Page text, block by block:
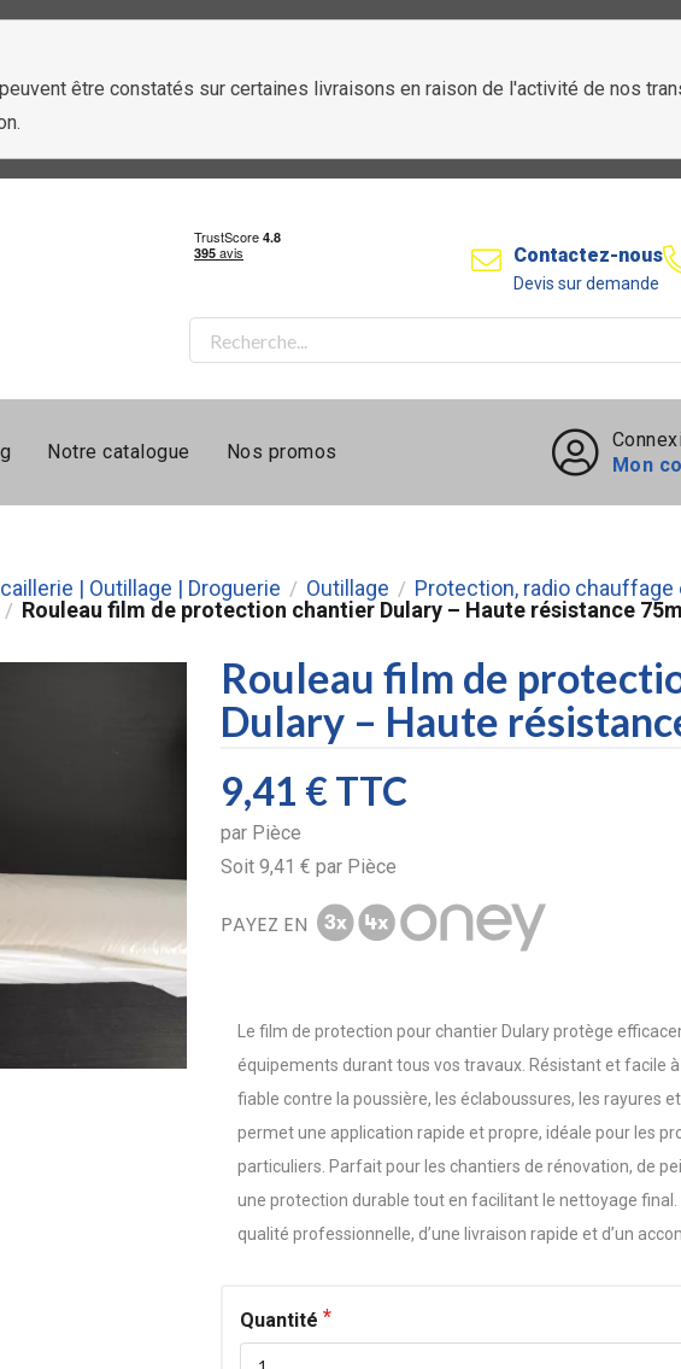
être constatés sur certaines livraisons en raison de l'activité de nos
Contactez-nous
Devis sur demande
Notre catalogue Nos promos
Mon
| Outillage | Droguerie / Outillage / Protection, radio
/ Rouleau film de protection chantier Dulary – Haute résistance
Rouleau film de
Dulary – Haute
9,41 €TTC
par Pièce
Soit9,41 € par Pièce
PAYEZ EN
Le film de protection pour chantier Dulary protège
équipements durant tous vos travaux. Résistant et facile
fiable contre la poussière, les éclaboussures, les rayures
permet une application rapide et propre, idéale pour les
particuliers. Parfait pour les chantiers de rénovation, de
une protection durable tout en facilitant le nettoyage final.
qualité professionnelle, d’une livraison rapide et d’un
Quantité